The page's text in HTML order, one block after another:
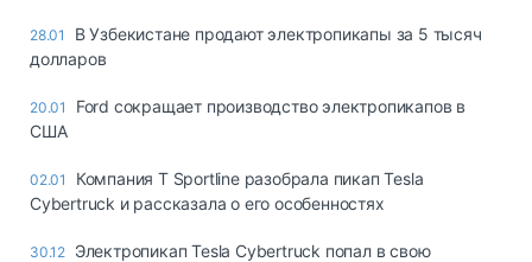
Топливо, масла и
28.01
В Узбекистане продают электропикапы за 5 тысяч
долларов
20.01
Ford сокращает производство электропикапов в
США
02.01
Компания T Sportline разобрала пикап Tesla
Cybertruck и рассказала о его особенностях
30.12 Электропикап Tesla Cybertruck попал в свою